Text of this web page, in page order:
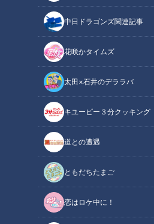
中日ドラゴンズ関連記事
花咲かタイムズ
太田×石井のデララバ
キユーピー３分クッキング
道との遭遇
ともだちたまご
恋はロケ中に！
皮膚の難病「魚鱗癬」と闘う少年…○○博
リー「ピエロと呼ばれた息子」第１３９話
この記事の画像